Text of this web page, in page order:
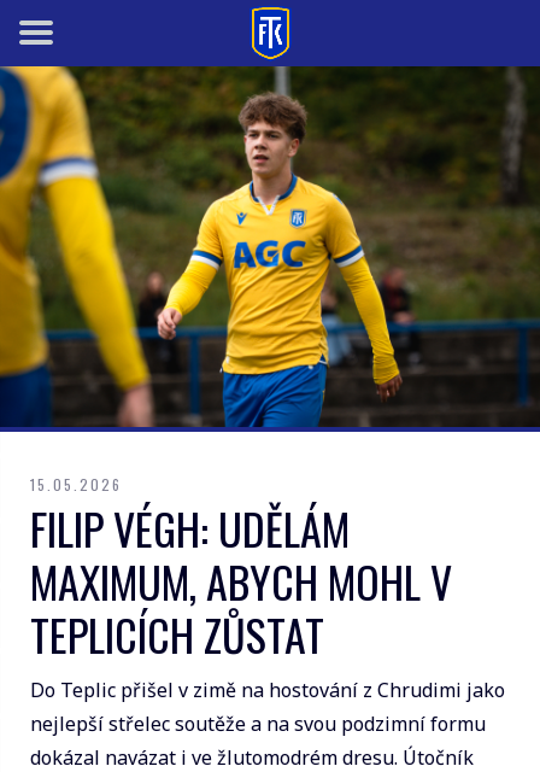
15.05.2026
FILIP VÉGH: UDĚLÁM
MAXIMUM, ABYCH MOHL V
TEPLICÍCH ZŮSTAT
Do Teplic přišel v zimě na hostování z Chrudimi jako
nejlepší střelec soutěže a na svou podzimní formu
dokázal navázat i ve žlutomodrém dresu. Útočník